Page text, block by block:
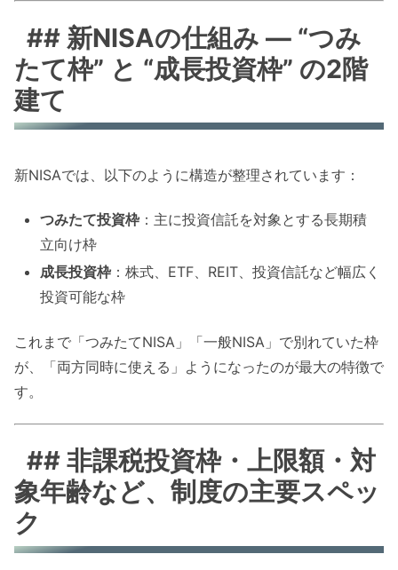
## 新NISAの仕組み — “つみ
たて枠” と “成長投資枠” の2階
建て
新NISAでは、以下のように構造が整理されています：
つみたて投資枠 ：主に投資信託を対象とする長期積
立向け枠
成長投資枠 ：株式、ETF、REIT、投資信託など幅広く
投資可能な枠
これまで「つみたてNISA」「一般NISA」で別れていた枠
が、「両方同時に使える」ようになったのが最大の特徴で
す。
## 非課税投資枠・上限額・対
象年齢など、制度の主要スペッ
ク